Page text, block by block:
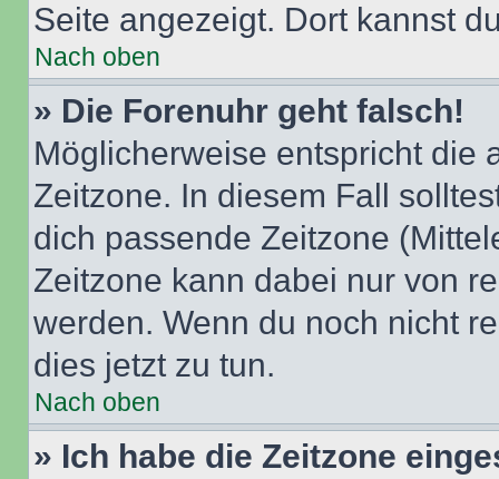
Seite angezeigt. Dort kannst
Nach oben
» Die Forenuhr geht falsch!
Möglicherweise entspricht die
Zeitzone. In diesem Fall
dich passende Zeitzone
Zeitzone kann dabei nur von
werden. Wenn du noch nicht
dies jetzt zu tun.
Nach oben
» Ich habe die Zeitzone